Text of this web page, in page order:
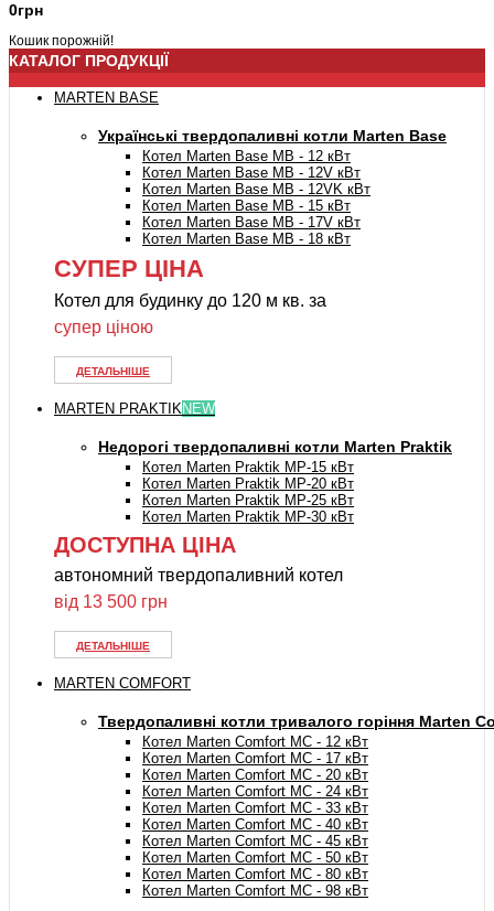
0грн
Кошик порожній!
КАТАЛОГ ПРОДУКЦІЇ
MARTEN BASE
Українські твердопаливні котли Marten Base
Котел Marten Base MB - 12 кВт
Котел Marten Base MB - 12V кВт
Котел Marten Base MB - 12VK кВт
Котел Marten Base MB - 15 кВт
Котел Marten Base MB - 17V кВт
Котел Marten Base MB - 18 кВт
СУПЕР ЦІНА
Котел для будинку до 120 м кв. за
супер ціною
ДЕТАЛЬНІШЕ
MARTEN PRAKTIKNEW
Недорогі твердопаливні котли Marten Praktik
Котел Marten Praktik MP-15 кВт
Котел Marten Praktik MP-20 кВт
Котел Marten Praktik MP-25 кВт
Котел Marten Praktik MP-30 кВт
ДОСТУПНА ЦІНА
автономний твердопаливний котел
від 13 500 грн
ДЕТАЛЬНІШЕ
MARTEN COMFORT
Твердопаливні котли тривалого горіння Marten
Котел Marten Comfort MC - 12 кВт
Котел Marten Comfort MC - 17 кВт
Котел Marten Comfort MC - 20 кВт
Котел Marten Comfort MC - 24 кВт
Котел Marten Comfort MC - 33 кВт
Котел Marten Comfort MC - 40 кВт
Котел Marten Comfort MC - 45 кВт
Котел Marten Comfort MC - 50 кВт
Котел Marten Comfort MC - 80 кВт
Котел Marten Comfort MC - 98 кВт